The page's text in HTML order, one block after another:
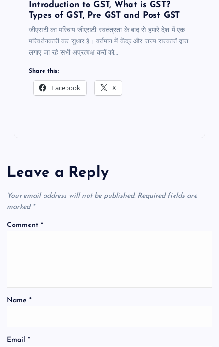
Introduction to GST, What is GST?
Types of GST, Pre GST and Post GST
जीएसटी का परिचय जीएसटी स्वतंत्रता के बाद से हमारे देश में एक
परिवर्तनकारी कर सुधार है। वर्तमान में केंद्र और राज्य सरकारों द्वारा
लगाए जा रहे सभी अप्रत्यक्ष करों को…
Share this:
Facebook X
Leave a Reply
Your email address will not be published. Required fields are
marked *
Comment*
Name *
Email *